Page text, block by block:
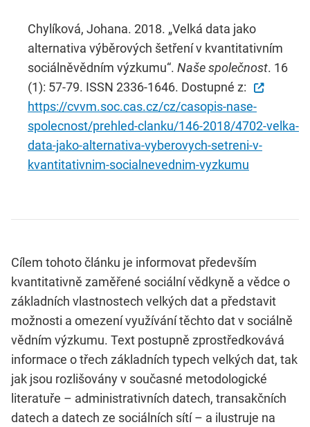
Chylíková, Johana. 2018. „Velká data jako
alternativa výběrových šetření v kvantitativním
sociálněvědním výzkumu“. Naše společnost. 16
(1): 57-79. ISSN 2336-1646. Dostupné z:
https://cvvm.soc.cas.cz/cz/casopis-nase-
spolecnost/prehled-clanku/146-2018/4702-velka-
data-jako-alternativa-vyberovych-setreni-v-
kvantitativnim-socialnevednim-vyzkumu
Cílem tohoto článku je informovat především
kvantitativně zaměřené sociální vědkyně a vědce o
základních vlastnostech velkých dat a představit
možnosti a omezení využívání těchto dat v sociálně
vědním výzkumu. Text postupně zprostředkovává
informace o třech základních typech velkých dat, tak
jak jsou rozlišovány v současné metodologické
literatuře – administrativních datech, transakčních
datech a datech ze sociálních sítí – a ilustruje na